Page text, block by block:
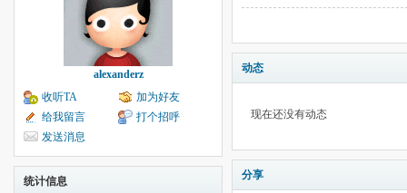
alexanderz
收听TA
加为好友
给我留言
打个招呼
发送消息
统计信息
动态
现在还没有动态
分享